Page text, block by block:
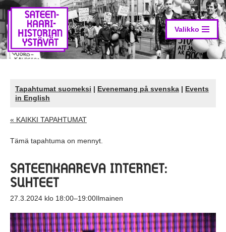
Siirry
suoraan
sisältöön
Valikko
Tapahtumat suomeksi | Evenemang på svenska | Events
in English
« KAIKKI TAPAHTUMAT
Tämä tapahtuma on mennyt.
SATEENKAAREVA INTERNET:
SUHTEET
27.3.2024 klo 18:00–19:00Ilmainen